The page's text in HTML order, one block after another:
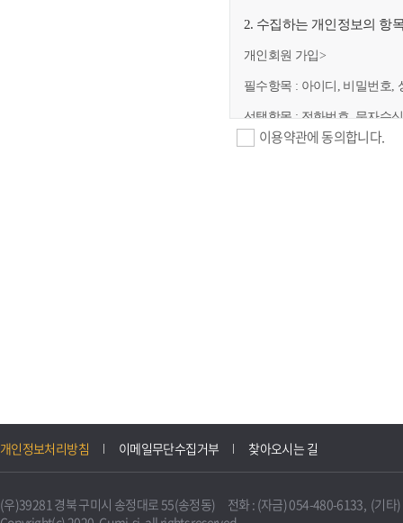
2. 수집하는 개인정보의 항
개인회원 가입>
필수항목 : 아이디, 비밀번호,
선택항목 : 전화번호, 문자수
니다.
불필요하게 되었을 때에는
이용약관에 동의합니다.
개인정보처리방침 이메일무단수집거부 찾아오시는 길
(우)39281 경북 구미시 송정대로 55(송정동) 전화 : (자금) 054-480-6133, (기타